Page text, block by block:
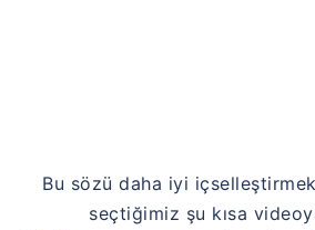
Bu sözü daha iyi
seçtiğimiz şu kısa